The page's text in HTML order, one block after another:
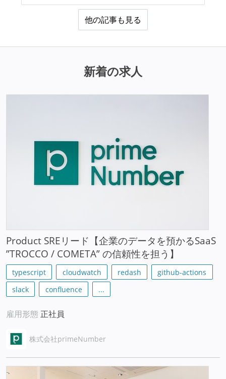
他の記事も見る
新着の求人
Product SREリード【企業のデータを預かるSaaS
”TROCCO / COMETA” の信頼性を担う】
typescript cloudwatch redash
github-actions
slack
confluence ...
雇用形態 正社員
株式会社primeNumber